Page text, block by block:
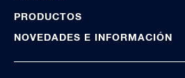
PRODUCTOS
NOVEDADES E INFORMACIÓN